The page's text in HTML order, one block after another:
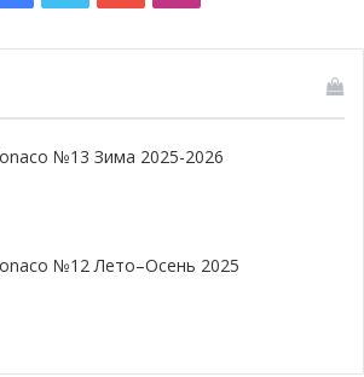
№13 Зима 2025-2026
№12 Лето–Осень 2025